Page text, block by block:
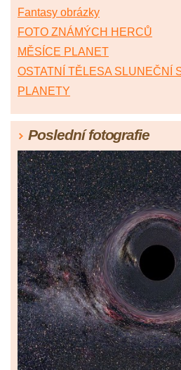
Fantasy obrázky
FOTO ZNÁMÝCH HERCŮ
MĚSÍCE PLANET
OSTATNÍ TĚLESA SLUNEČNÍ
PLANETY
Poslední fotografie